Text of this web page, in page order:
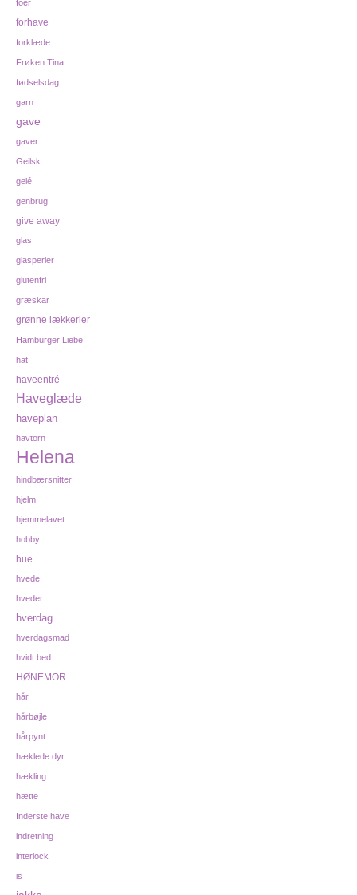
foer
forhave
forklæde
Frøken Tina
fødselsdag
garn
gave
gaver
Geilsk
gelé
genbrug
give away
glas
glasperler
glutenfri
græskar
grønne lækkerier
Hamburger Liebe
hat
haveentré
Haveglæde
haveplan
havtorn
Helena
hindbærsnitter
hjelm
hjemmelavet
hobby
hue
hvede
hveder
hverdag
hverdagsmad
hvidt bed
HØNEMOR
hår
hårbøjle
hårpynt
hæklede dyr
hækling
hætte
Inderste have
indretning
interlock
is